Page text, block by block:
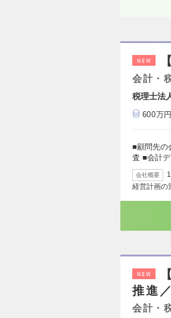
NEW
会計・
税理士法
600万
■顧問先の
査 ■会計
会社概要
経営計画の
NEW
推進
会計・